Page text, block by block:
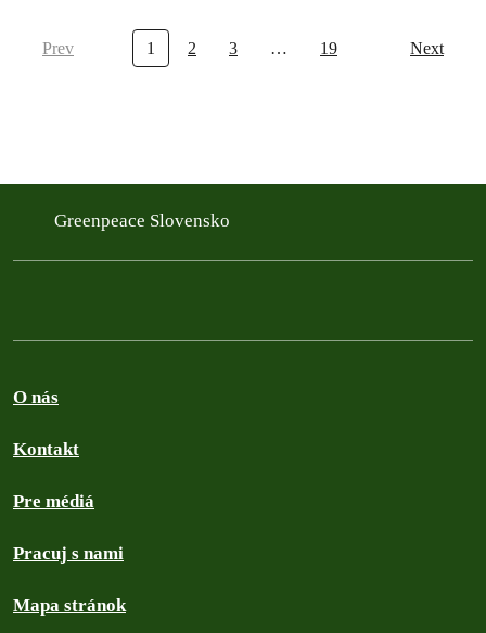
Prev 1 2 3 … 19 Next
Greenpeace Slovensko
O nás
Kontakt
Pre médiá
Pracuj s nami
Mapa stránok